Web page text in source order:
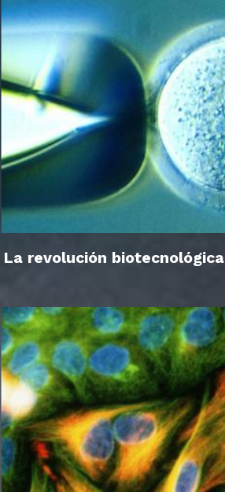
La revolución biotecnológica